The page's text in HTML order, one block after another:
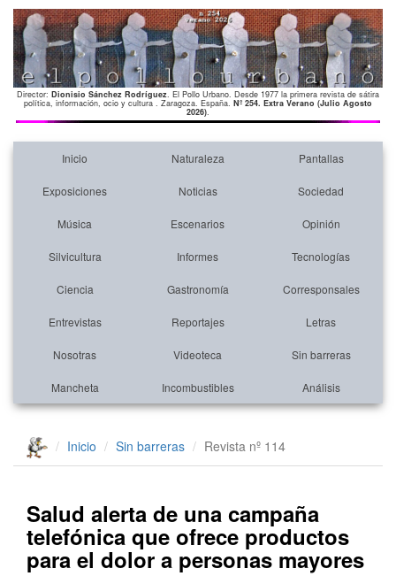
Director: Dionisio Sánchez Rodríguez. El Pollo Urbano. Desde 1977 la primera revista de sátira
política, información, ocio y cultura . Zaragoza. España. Nº 254. Extra Verano (Julio Agosto
2026).
Inicio Naturaleza Pantallas
Exposiciones Noticias Sociedad
Música Escenarios Opinión
Silvicultura Informes Tecnologías
Ciencia Gastronomía Corresponsales
Entrevistas Reportajes Letras
Nosotras Videoteca Sin barreras
Mancheta Incombustibles Análisis
Inicio Sin barreras Revista nº 114
Salud alerta de una campaña
telefónica que ofrece productos
para el dolor a personas mayores